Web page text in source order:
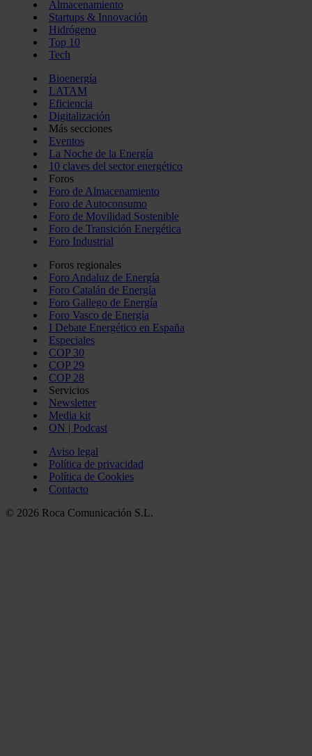
Almacenamiento
Startups & Innovación
Hidrógeno
Top 10
Tech
Bioenergía
LATAM
Eficiencia
Digitalización
Más secciones
Eventos
La Noche de la Energía
10 claves del sector energético
Foros
Foro de Almacenamiento
Foro de Autoconsumo
Foro de Movilidad Sostenible
Foro de Transición Energética
Foro Industrial
Foros regionales
Foro Andaluz de Energía
Foro Catalán de Energía
Foro Gallego de Energía
Foro Vasco de Energía
I Debate Energético en España
Especiales
COP 30
COP 29
COP 28
Servicios
Newsletter
Media kit
ON | Podcast
Aviso legal
Política de privacidad
Política de Cookies
Contacto
© 2026 Roca Comunicación S.L.